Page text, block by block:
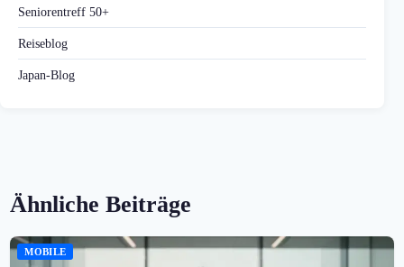
Seniorentreff 50+
Reiseblog
Japan-Blog
Ähnliche Beiträge
MOBILE